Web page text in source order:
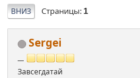
ВНИЗ Страницы 1
Sergei
Завсегдатай